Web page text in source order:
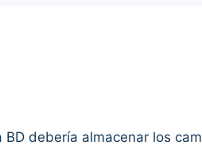
debería almacenar los